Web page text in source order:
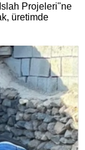
Projeleri"ne
üretimde